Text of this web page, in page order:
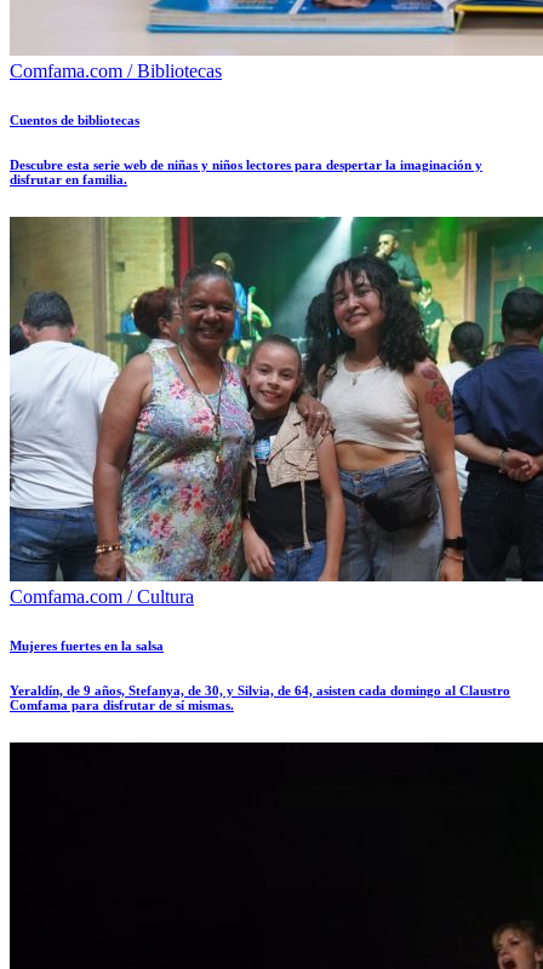
Comfama.com / Bibliotecas
Cuentos de bibliotecas
Descubre esta serie web de niñas y niños lectores para despertar la imaginación y
disfrutar en familia.
Comfama.com / Cultura
Mujeres fuertes en la salsa
Yeraldín, de 9 años, Stefanya, de 30, y Silvia, de 64, asisten cada domingo al Claustro
Comfama para disfrutar de sí mismas.